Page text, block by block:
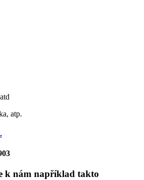
atp.
k nám například takto